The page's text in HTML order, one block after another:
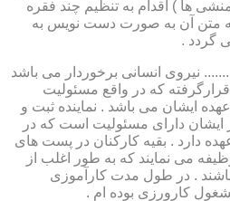
ها ) اقدام به تنظیم چند فقره
متن آن به صورت دست نویس به
گردد .
از تعداد ........ نیروی انسانی برخوردار می باشد
که در واقع مسئولیت
ایشان می باشد . نماینده ثبت و
ایشان دارای مسئولیت است که در
دارد . بقیه کارکنان در پست های
می نمایند که به طور اغلب از
. در طول مدت کارآموزی
کارورزی بوده ام .